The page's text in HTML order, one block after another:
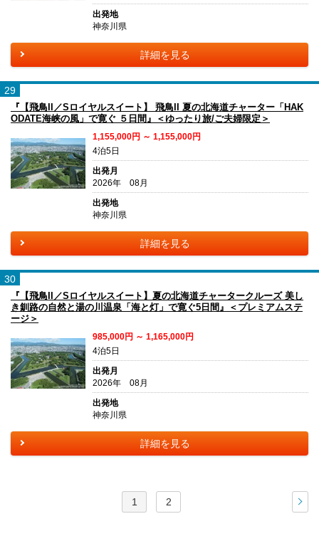
出発地
神奈川県
詳細を見る
29
『【飛鳥II／Sロイヤルスイート】 飛鳥II 夏の北海道チャーター「HAK
ODATE海峡の風」で寛ぐ ５日間』＜ゆったり旅/ご夫婦限定＞
1,155,000円 ～ 1,155,000円
4泊5日
出発月
2026年 08月
出発地
神奈川県
詳細を見る
30
『【飛鳥II／Sロイヤルスイート】夏の北海道チャータークルーズ 美し
き釧路の自然と湯の川温泉「海と灯」で寛ぐ5日間』＜プレミアムステ
ージ＞
985,000円 ～ 1,165,000円
4泊5日
出発月
2026年 08月
出発地
神奈川県
詳細を見る
1 2